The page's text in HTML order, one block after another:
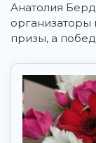
Анатолия
призы, а